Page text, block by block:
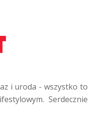
i uroda - wszystko to
Serdecznie